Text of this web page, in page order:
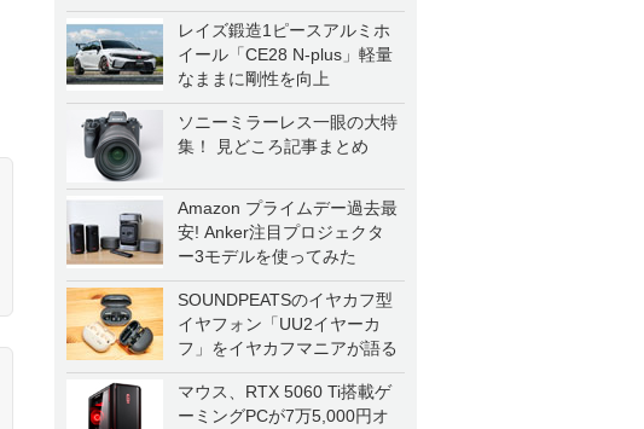
レイズ鍛造1ピースアルミホ
イール「CE28 N-plus」軽量
なままに剛性を向上
ソニーミラーレス一眼の大特
集！ 見どころ記事まとめ
Amazon プライムデー過去最
安! Anker注目プロジェクタ
ー3モデルを使ってみた
SOUNDPEATSのイヤカフ型
イヤフォン「UU2イヤーカ
フ」をイヤカフマニアが語る
マウス、RTX 5060 Ti搭載ゲ
ーミングPCが7万5,000円オ